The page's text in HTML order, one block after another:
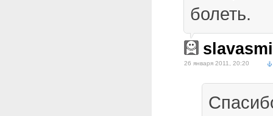
болеть.
26 января 2011, 20:20